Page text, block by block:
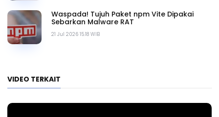
21 Jul 2026 15.18 WIB
Waspada! Tujuh Paket npm Vite Dipakai
Sebarkan Malware RAT
VIDEO TERKAIT